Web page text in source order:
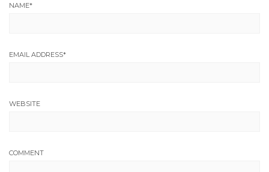
NAME*
EMAIL ADDRESS*
WEBSITE
COMMENT